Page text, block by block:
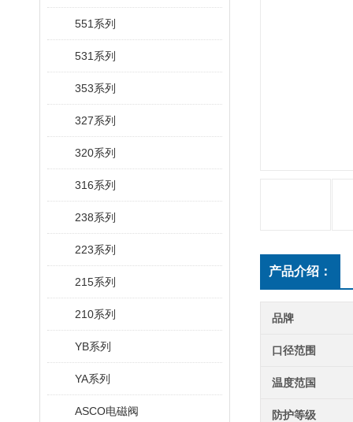
551系列
531系列
353系列
327系列
320系列
316系列
238系列
223系列
215系列
210系列
YB系列
YA系列
ASCO电磁阀
产品介绍：
品牌
口径范围
温度范国
防护等级